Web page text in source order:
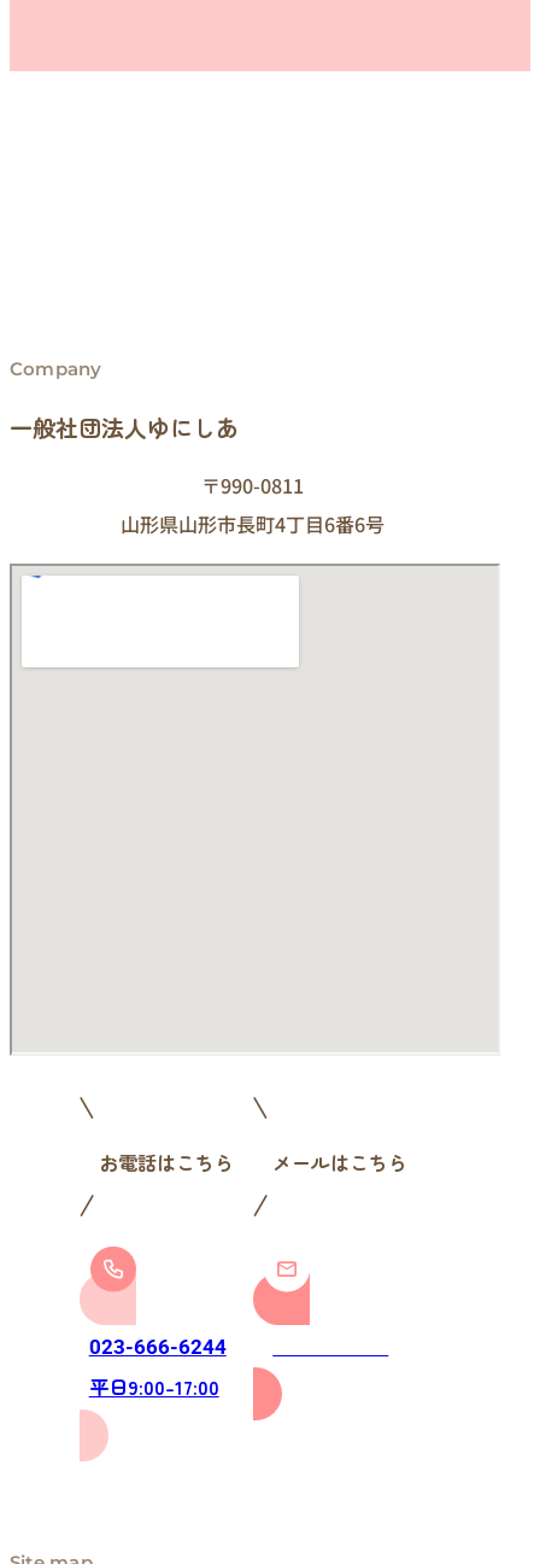
Company
一般社団法人ゆにしあ
〒990-0811
山形県山形市長町4丁目6番6号
お電話はこちら
023-666-6244
平日9:00-17:00
メールはこちら